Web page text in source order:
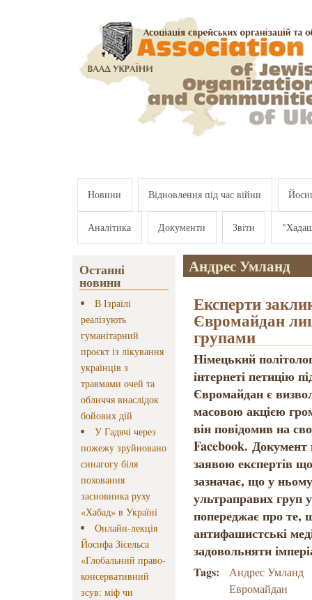
Новини Відновлення під час війни
Аналітика Документи Звіти
Останні
новини
В Ізраїлі
реалізують
гуманітарний
проєкт із лікування
українців з
травмами очей та
обличчя внаслідок
бойових дій
У Гадячі через
пожежу зруйновано
синагогу біля
поховання
засновника руху
«Хабад» в Україні
Онлайн-лекція
Йосифа Зісельса
«Глобальний право-
консервативний
зсув: міф чи
Андрес Умланд
Експерти
Євромайдан
групами
Німецький
інтернеті петицію
Євромайдан є
масовою акцією
він повідомив на
Facebook. Документ
заявою експертів
зазначає, що у
ультраправих груп
попереджає про те,
антифашистські
задовольняти
Tags:
Андрес Умланд
Евромайдан